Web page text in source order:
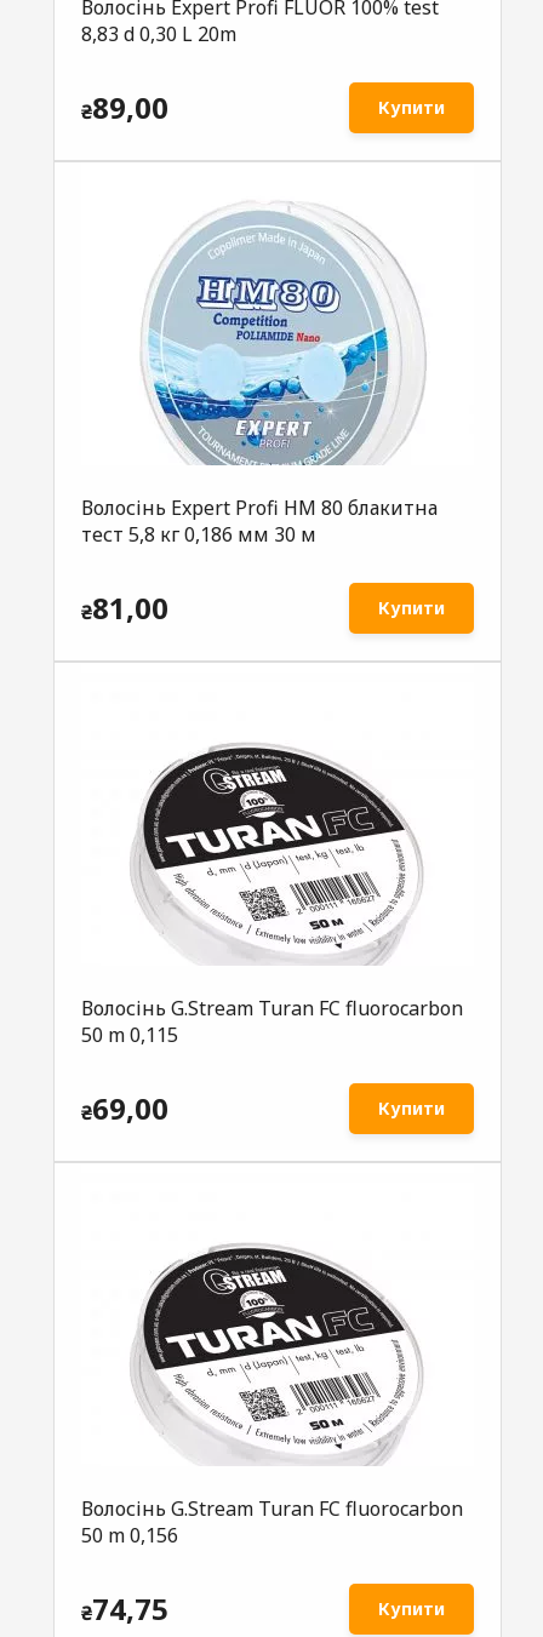
Волосінь Expert Profi FLUOR 100% test
8,83 d 0,30 L 20m
₴89,00 Купити
Волосінь Expеrt Profi НМ 80 блакитна
тест 5,8 кг 0,186 мм 30 м
₴81,00 Купити
Волосінь G.Stream Turan FC fluorocarbon
50 m 0,115
₴69,00 Купити
Волосінь G.Stream Turan FC fluorocarbon
50 m 0,156
₴74,75 Купити